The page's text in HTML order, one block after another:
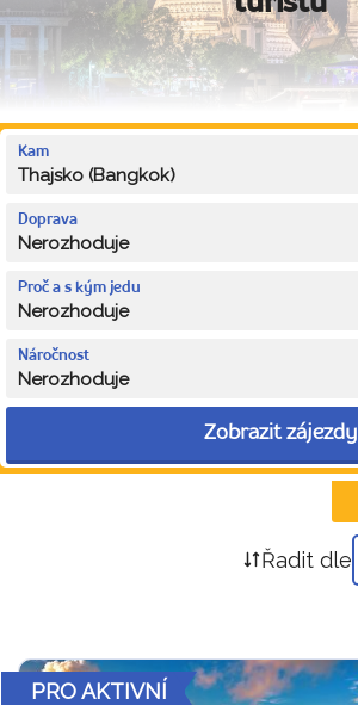
Kam
Thajsko (Bangkok)
Doprava
Nerozhoduje
Proč a s kým jedu
Nerozhoduje
Náročnost
Nerozhoduje
Zobrazit zájezdy
Řadit dle
PRO AKTIVNÍ